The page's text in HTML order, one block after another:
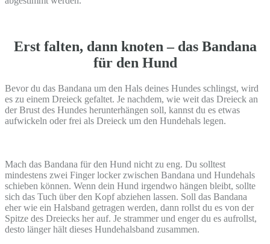
Erst falten, dann knoten – das Bandana
für den Hund
Bevor du das Bandana um den Hals deines Hundes schlingst, wird
es zu einem Dreieck gefaltet. Je nachdem, wie weit das Dreieck an
der Brust des Hundes herunterhängen soll, kannst du es etwas
aufwickeln oder frei als Dreieck um den Hundehals legen.
Mach das Bandana für den Hund nicht zu eng. Du solltest
mindestens zwei Finger locker zwischen Bandana und Hundehals
schieben können. Wenn dein Hund irgendwo hängen bleibt, sollte
sich das Tuch über den Kopf abziehen lassen. Soll das Bandana
eher wie ein Halsband getragen werden, dann rollst du es von der
Spitze des Dreiecks her auf. Je strammer und enger du es aufrollst,
desto länger hält dieses Hundehalsband zusammen.